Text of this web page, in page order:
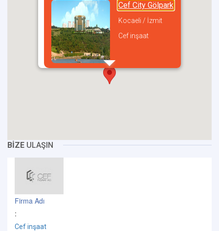
Cef City Gölpark
Kocaeli / İzmit
Cef inşaat
BİZE ULAŞIN
Firma Adı
:
Cef inşaat